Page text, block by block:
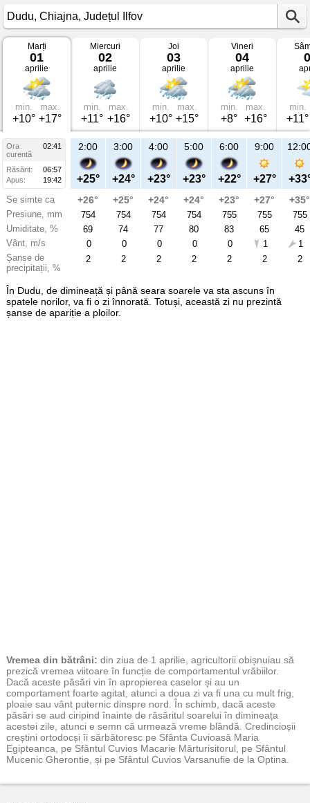
Vremea
Dudu
01
aprilie
2025
Chiajna,
Județul
Marți
01
aprilie
min.
+10°
max.
+17°
Miercuri
02
aprilie
min.
+11°
max.
+16°
Joi
03
aprilie
min.
+10°
max.
+15°
Vineri
04
aprilie
min.
+8°
max.
+16°
min.
+11°
Ora
02:41
curentă
Răsărit:
06:57
Apus:
19:42
Se simte ca
Presiune, mm
Umiditate, %
Vânt, m/s
Șanse de
precipitații, %
2:00
+25°
+26°
754
69
0
2
3:00
+24°
+25°
754
74
0
2
4:00
+23°
+24°
754
77
0
2
5:00
+23°
+24°
754
80
0
2
6:00
+22°
+23°
755
83
0
2
9:00
+27°
+27°
755
65
1
2
+35°
755
45
1
2
În Dudu, de dimineață și până seara soarele va sta ascuns în
spatele norilor, va fi o zi înnorată. Totuși, această zi nu prezintă
șanse de apariție a ploilor.
Vremea din bătrâni: din ziua de 1 aprilie, agricultorii obișnuiau să
prezică vremea viitoare în funcție de comportamentul vrăbiilor.
Dacă aceste păsări vin în apropierea caselor și au un
comportament foarte agitat, atunci a doua zi va fi una cu mult frig,
ploaie sau vânt puternic dinspre nord. În schimb, dacă aceste
păsări se aud ciripind înainte de răsăritul soarelui în dimineața
acestei zile, atunci e semn că urmează vreme blândă. Credincioșii
creștini ortodocși îi sărbătoresc pe Sfânta Cuvioasă Maria
Egipteanca, pe Sfântul Cuvios Macarie Mărturisitorul, pe Sfântul
Mucenic Gherontie, și pe Sfântul Cuvios Varsanufie de la Optina.